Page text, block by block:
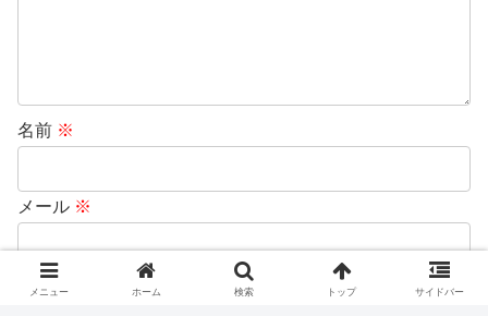
名前 ※
メール ※
サイト
メニュー ホーム 検索 トップ サイドバー